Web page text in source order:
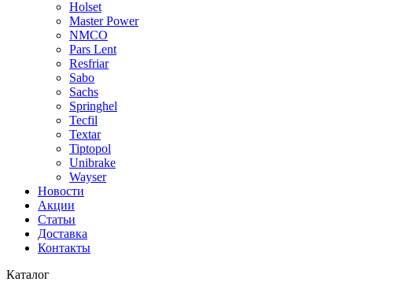
Holset
Master Power
NMCO
Pars Lent
Resfriar
Sabo
Sachs
Springhel
Tecfil
Textar
Tiptopol
Unibrake
Wayser
Новости
Акции
Статьи
Доставка
Контакты
Каталог